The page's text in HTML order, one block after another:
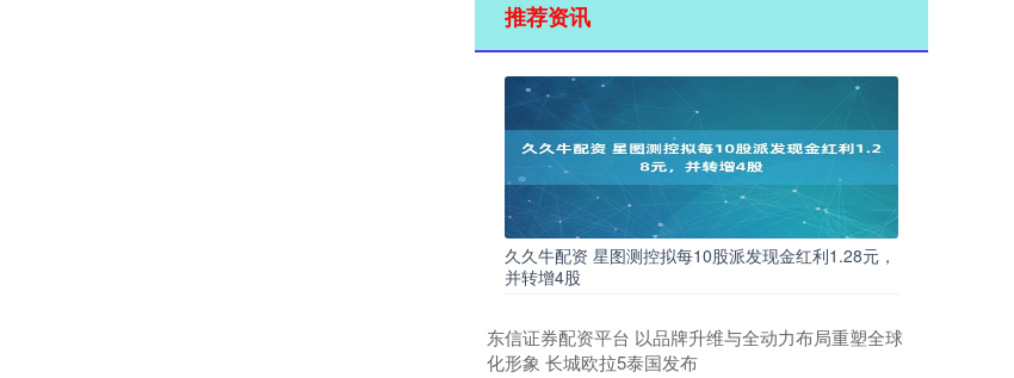
推荐资讯
久久牛配资 星图测控拟每10股派发现金红利1.28元，
并转增4股
东信证券配资平台 以品牌升维与全动力布局重塑全球
化形象 长城欧拉5泰国发布